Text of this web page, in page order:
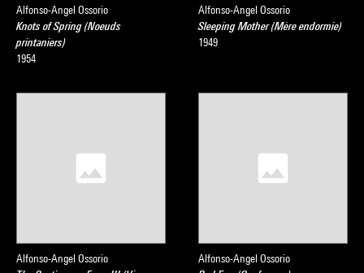
Alfonso-Angel Ossorio
Knots of Spring (Noeuds
printaniers)
1954
Alfonso-Angel Ossorio
Sleeping Mother (Mère endormie)
1949
Alfonso-Angel Ossorio
Alfonso-Angel Ossorio